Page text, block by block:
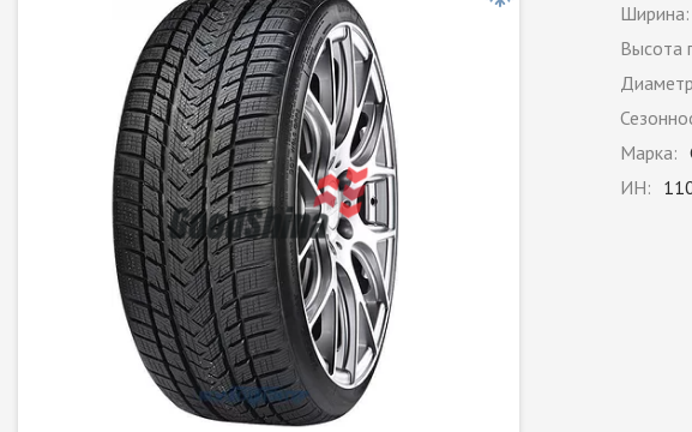
Ширина:
Высота
Марка:
ИН: